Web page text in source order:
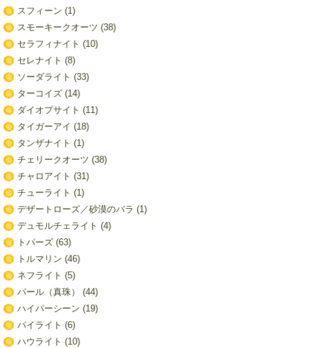
スフィーン (1)
スモーキークオーツ (38)
セラフィナイト (10)
セレナイト (8)
ソーダライト (33)
ターコイズ(14)
ダイオプサイト (11)
タイガーアイ (18)
タンザナイト (1)
チェリークオーツ (38)
チャロアイト (31)
チューライト (1)
デザートローズ／砂漠のバラ (1)
デュモルチェライト (4)
トパーズ(63)
トルマリン (46)
ネフライト (5)
パール（真珠）
(44)
ハイパーシーン (19)
パイライト (6)
ハウライト (10)